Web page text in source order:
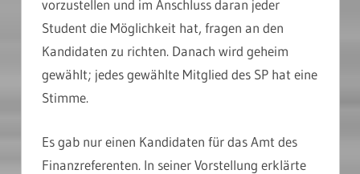
vorzustellen und im Anschluss daran jeder
Student die Möglichkeit hat, fragen an den
Kandidaten zu richten. Danach wird geheim
gewählt; jedes gewählte Mitglied des SP hat eine
Stimme.
Es gab nur einen Kandidaten für das Amt des
Finanzreferenten. In seiner Vorstellung erklärte